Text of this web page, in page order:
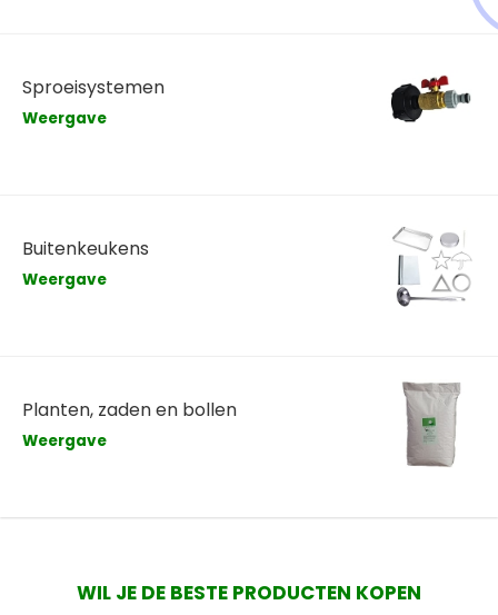
Sproeisystemen
Weergave
Buitenkeukens
Weergave
Planten, zaden en bollen
Weergave
WIL JE DE BESTE PRODUCTEN KOPEN